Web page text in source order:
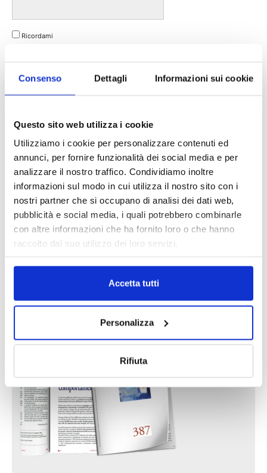
Consenso Dettagli Informazioni sui cookie
Questo sito web utilizza i cookie
Utilizziamo i cookie per personalizzare contenuti ed
annunci, per fornire funzionalità dei social media e per
analizzare il nostro traffico. Condividiamo inoltre
informazioni sul modo in cui utilizza il nostro sito con i
nostri partner che si occupano di analisi dei dati web,
pubblicità e social media, i quali potrebbero combinarle
con altre informazioni che ha fornito loro o che hanno
raccolto dal suo utilizzo dei loro servizi.
Accetta tutti
Personalizza
Rifiuta
Ricordami
© Riproduzione riservata
Assinews rivista assinews351 GDPR
privacy
sara tortelli
AGOSTO 2026